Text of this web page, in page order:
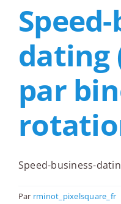
Adrien
Payette)
dating
par
Speed-business-
Par rminot_pixelsquare_fr